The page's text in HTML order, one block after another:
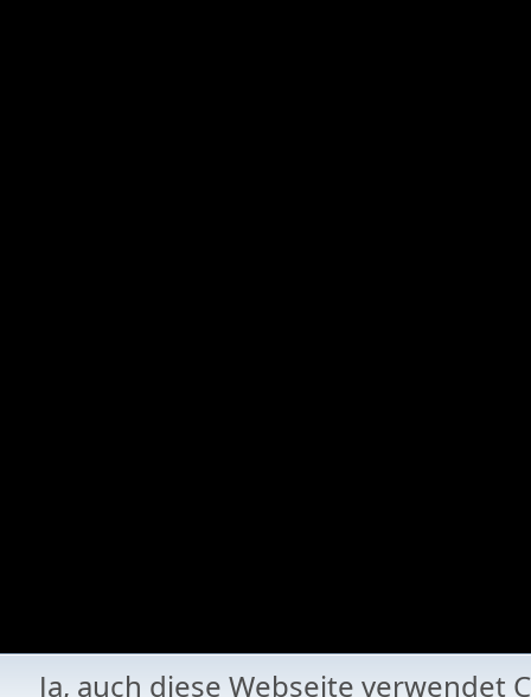
Ja, auch diese Webseite